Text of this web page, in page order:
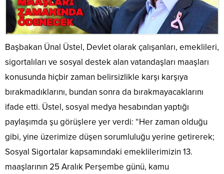
Başbakan Ünal Üstel, Devlet olarak çalışanları, emeklileri,
sigortalıları ve sosyal destek alan vatandaşları maaşları
konusunda hiçbir zaman belirsizlikle karşı karşıya
bırakmadıklarını, bundan sonra da bırakmayacaklarını
ifade etti. Üstel, sosyal medya hesabından yaptığı
paylaşımda şu görüşlere yer verdi: “Her zaman olduğu
gibi, yine üzerimize düşen sorumluluğu yerine getirerek;
Sosyal Sigortalar kapsamındaki emeklilerimizin 13.
maaşlarının 25 Aralık Perşembe günü, kamu